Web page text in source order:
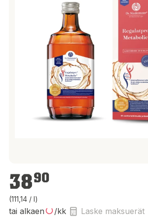
3890
(111,14 / l)
tai alkaen /kk
Laske maksuerät